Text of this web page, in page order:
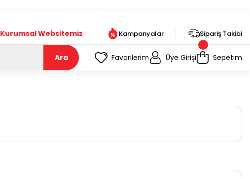
Kurumsal Websitemiz Kampanyalar Sipariş Takibi
Ara Favorilerim Üye Girişi Sepetim